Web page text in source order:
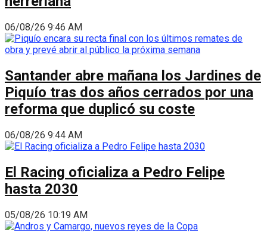
06/08/26 9:46 AM
Santander abre mañana los Jardines de
Piquío tras dos años cerrados por una
reforma que duplicó su coste
06/08/26 9:44 AM
El Racing oficializa a Pedro Felipe
hasta 2030
05/08/26 10:19 AM